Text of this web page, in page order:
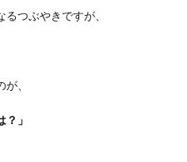
つぶやきですが、
、
」